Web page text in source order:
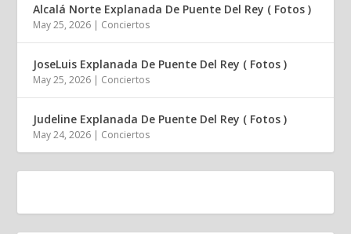
Alcalá Norte Explanada De Puente Del Rey ( Fotos )
May 25, 2026 | Conciertos
JoseLuis Explanada De Puente Del Rey ( Fotos )
May 25, 2026 | Conciertos
Judeline Explanada De Puente Del Rey ( Fotos )
May 24, 2026 | Conciertos